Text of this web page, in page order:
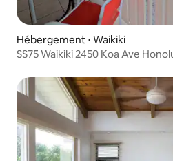
Hébergement ⋅ Waikiki
SS75 Waikiki 2450 Koa Ave